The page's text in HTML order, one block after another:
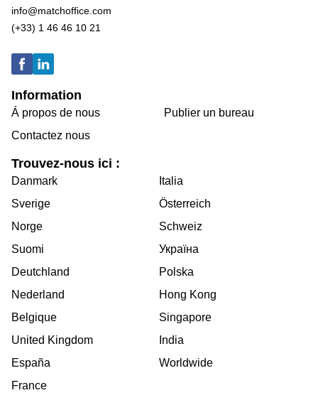
info@matchoffice.com
(+33) 1 46 46 10 21
Information
Á propos de nous
Contactez nous
Publier un bureau
Trouvez-nous ici :
Danmark
Sverige
Norge
Suomi
Deutchland
Nederland
Belgique
United Kingdom
España
France
Italia
Österreich
Schweiz
Україна
Polska
Hong Kong
Singapore
India
Worldwide